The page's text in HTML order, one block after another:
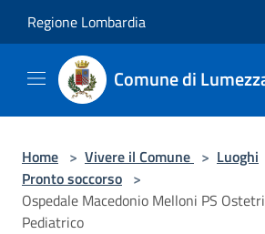
Regione Lombardia
Comune di
Home > Vivere il Comune > Luoghi
Pronto soccorso >
Ospedale Macedonio Melloni PS
Pediatrico